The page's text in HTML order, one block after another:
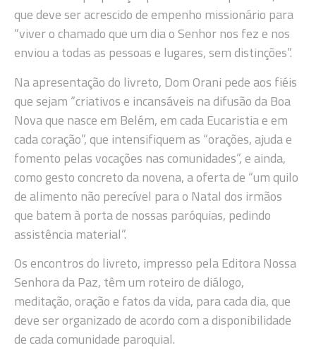
que deve ser acrescido de empenho missionário para
“viver o chamado que um dia o Senhor nos fez e nos
enviou a todas as pessoas e lugares, sem distinções”.
Na apresentação do livreto, Dom Orani pede aos fiéis
que sejam “criativos e incansáveis na difusão da Boa
Nova que nasce em Belém, em cada Eucaristia e em
cada coração”, que intensifiquem as “orações, ajuda e
fomento pelas vocações nas comunidades”, e ainda,
como gesto concreto da novena, a oferta de “um quilo
de alimento não perecível para o Natal dos irmãos
que batem à porta de nossas paróquias, pedindo
assistência material”.
Os encontros do livreto, impresso pela Editora Nossa
Senhora da Paz, têm um roteiro de diálogo,
meditação, oração e fatos da vida, para cada dia, que
deve ser organizado de acordo com a disponibilidade
de cada comunidade paroquial.